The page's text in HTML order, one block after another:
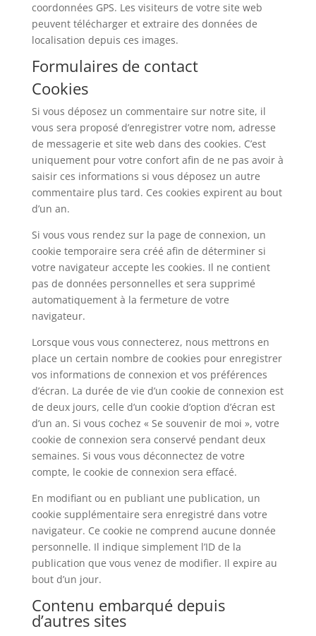
coordonnées GPS. Les visiteurs de votre site web
peuvent télécharger et extraire des données de
localisation depuis ces images.
Formulaires de contact
Cookies
Si vous déposez un commentaire sur notre site, il
vous sera proposé d’enregistrer votre nom, adresse
de messagerie et site web dans des cookies. C’est
uniquement pour votre confort afin de ne pas avoir à
saisir ces informations si vous déposez un autre
commentaire plus tard. Ces cookies expirent au bout
d’un an.
Si vous vous rendez sur la page de connexion, un
cookie temporaire sera créé afin de déterminer si
votre navigateur accepte les cookies. Il ne contient
pas de données personnelles et sera supprimé
automatiquement à la fermeture de votre
navigateur.
Lorsque vous vous connecterez, nous mettrons en
place un certain nombre de cookies pour enregistrer
vos informations de connexion et vos préférences
d’écran. La durée de vie d’un cookie de connexion est
de deux jours, celle d’un cookie d’option d’écran est
d’un an. Si vous cochez « Se souvenir de moi », votre
cookie de connexion sera conservé pendant deux
semaines. Si vous vous déconnectez de votre
compte, le cookie de connexion sera effacé.
En modifiant ou en publiant une publication, un
cookie supplémentaire sera enregistré dans votre
navigateur. Ce cookie ne comprend aucune donnée
personnelle. Il indique simplement l’ID de la
publication que vous venez de modifier. Il expire au
bout d’un jour.
Contenu embarqué depuis
d’autres sites